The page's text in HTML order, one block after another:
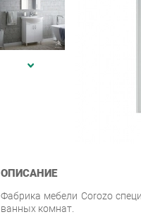
ОПИСАНИЕ
Фабрика мебели Corozo
ванных комнат.